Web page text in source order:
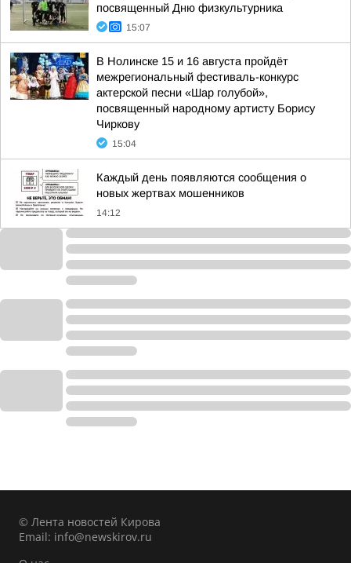
посвященный Дню физкультурника
15:07
В Нолинске 15 и 16 августа пройдёт
межрегиональный фестиваль-конкурс
актерской песни «Шар голубой»,
посвященный народному артисту Борису
Чиркову
15:04
Каждый день появляются сообщения о
новых жертвах мошенников
14:12
© Лента новостей Кирова
Email: info@newskirov.ru